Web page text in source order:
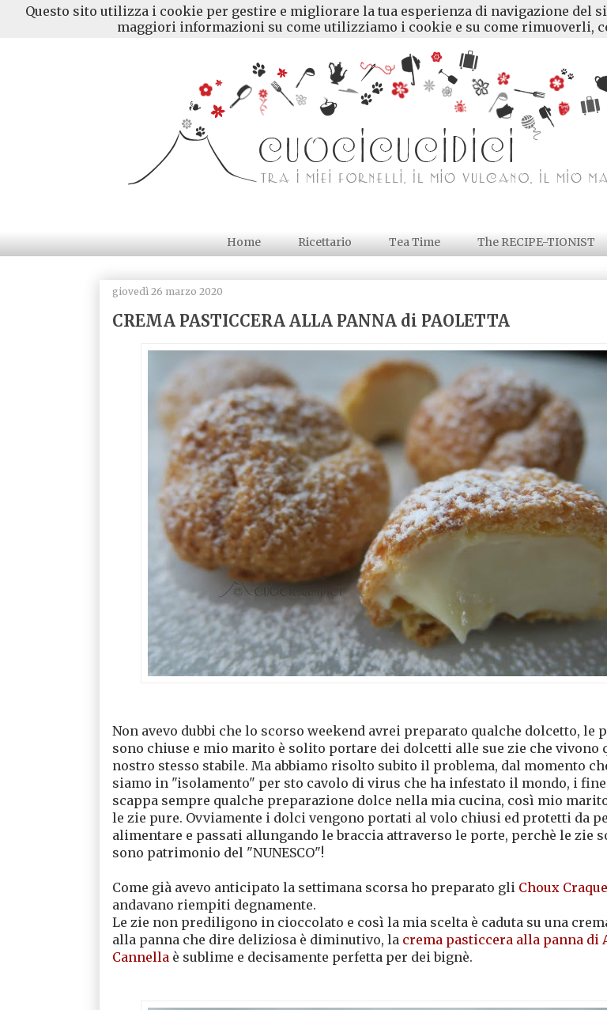
Home Ricettario Tea Time The RECIPE-TIONIST
giovedì 26 marzo 2020
CREMA PASTICCERA ALLA PANNA di PAOLETTA
Non avevo dubbi che lo scorso weekend avrei preparato qualche dolcetto, le
sono chiuse e mio marito è solito portare dei dolcetti alle sue zie che vivono
nostro stesso stabile. Ma abbiamo risolto subito il problema, dal momento
siamo in "isolamento" per sto cavolo di virus che ha infestato il mondo, i
scappa sempre qualche preparazione dolce nella mia cucina, così mio
le zie pure. Ovviamente i dolci vengono portati al volo chiusi ed protetti da
alimentare e passati allungando le braccia attraverso le porte, perchè le zie
sono patrimonio del "NUNESCO"!
Come già avevo anticipato la settimana scorsa ho preparato gli Choux
andavano riempiti degnamente.
Le zie non prediligono in cioccolato e così la mia scelta è caduta su una
alla panna che dire deliziosa è diminutivo, la crema pasticcera alla panna di
Cannella è sublime e decisamente perfetta per dei bignè.
Questo sito utilizza i cookie per gestire e migliorare la tua esperienza di navigazione del
maggiori informazioni su come utilizziamo i cookie e su come rimuoverli,